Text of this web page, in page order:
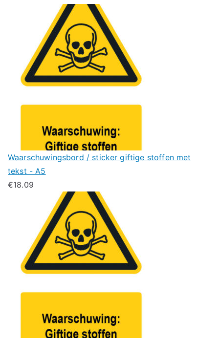
Waarschuwingsbord / sticker giftige stoffen met
tekst - A5
€18.09